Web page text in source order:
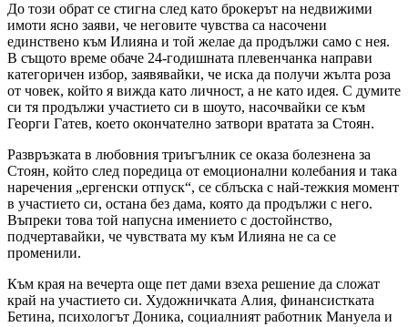
До този обрат се стигна след като брокерът на недвижими
имоти ясно заяви, че неговите чувства са насочени
единствено към Илияна и той желае да продължи само с нея.
В същото време обаче 24-годишната плевенчанка направи
категоричен избор, заявявайки, че иска да получи жълта роза
от човек, който я вижда като личност, а не като идея. С думите
си тя продължи участието си в шоуто, насочвайки се към
Георги Гатев, което окончателно затвори вратата за Стоян.
Развръзката в любовния триъгълник се оказа болезнена за
Стоян, който след поредица от емоционални колебания и така
наречения „ергенски отпуск“, се сблъска с най-тежкия момент
в участието си, остана без дама, която да продължи с него.
Въпреки това той напусна имението с достойнство,
подчертавайки, че чувствата му към Илияна не са се
променили.
Към края на вечерта още пет дами взеха решение да сложат
край на участието си. Художничката Алия, финансистката
Бетина, психологът Доника, социалният работник Мануела и